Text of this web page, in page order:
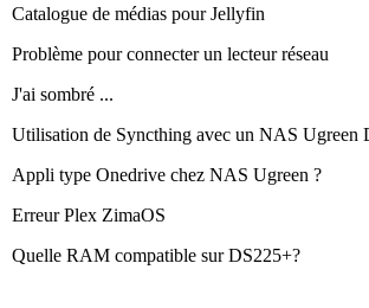
Catalogue de médias pour Jellyfin
Problème pour connecter un lecteur réseau
J'ai sombré ...
Utilisation de Syncthing avec un NAS Ugreen
Appli type Onedrive chez NAS Ugreen ?
Erreur Plex ZimaOS
Quelle RAM compatible sur DS225+?